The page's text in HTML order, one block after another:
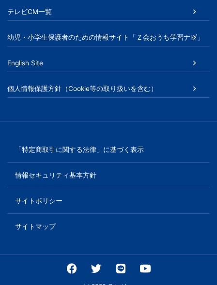
テレビCM一覧
幼児・小学生保護者のための情報サイト「Ｚ会おうち学習ナビ」
English Site
個人情報保護方針（Cookie等の取り扱いを含む）
「特定商取引に関する法律」に基づく表示
情報セキュリティ基本方針
サイトポリシー
サイトマップ